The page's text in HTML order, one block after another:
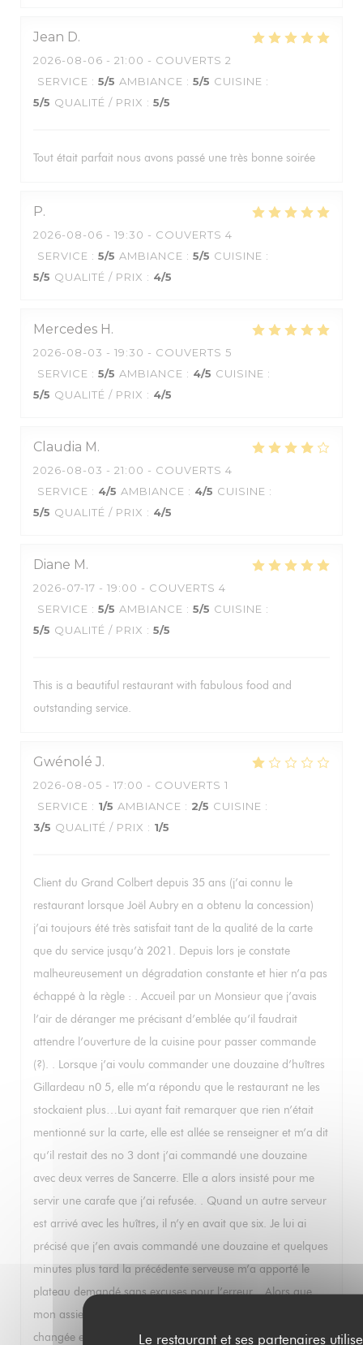
Le restaurant et ses partenaires
Jean D
2026-08-06 - 21:00 - COUVERTS 2
SERVICE : 5/5 AMBIANCE : 5/5 CUISINE :
5/5 QUALITÉ / PRIX : 5/5
Tout était parfait nous avons passé une très bonne soirée
P
2026-08-06 - 19:30 - COUVERTS 4
SERVICE : 5/5 AMBIANCE : 5/5 CUISINE :
5/5 QUALITÉ / PRIX : 4/5
Mercedes H
2026-08-03 - 19:30 - COUVERTS 5
SERVICE : 5/5 AMBIANCE : 4/5 CUISINE :
5/5 QUALITÉ / PRIX : 4/5
Claudia M
2026-08-03 - 21:00 - COUVERTS 4
SERVICE : 4/5 AMBIANCE : 4/5 CUISINE :
5/5 QUALITÉ / PRIX : 4/5
Diane M
2026-07-17 - 19:00 - COUVERTS 4
SERVICE : 5/5 AMBIANCE : 5/5 CUISINE :
5/5 QUALITÉ / PRIX : 5/5
This is a beautiful restaurant with fabulous food and
outstanding service.
Gwénolé J
2026-08-05 - 17:00 - COUVERTS 1
SERVICE : 1/5 AMBIANCE : 2/5 CUISINE :
3/5 QUALITÉ / PRIX : 1/5
Client du Grand Colbert depuis 35 ans (j’ai connu le
restaurant lorsque Joël Aubry en a obtenu la concession)
j’ai toujours été très satisfait tant de la qualité de la carte
que du service jusqu’à 2021. Depuis lors je constate
malheureusement un dégradation constante et hier n’a pas
échappé à la règle : . Accueil par un Monsieur que j’avais
l’air de déranger me précisant d’emblée qu’il faudrait
attendre l’ouverture de la cuisine pour passer commande
(?). . Lorsque j’ai voulu commander une douzaine d’huîtres
Gillardeau n0 5, elle m’a répondu que le restaurant ne les
stockaient plus…Lui ayant fait remarquer que rien n’était
mentionné sur la carte, elle est allée se renseigner et m’a dit
qu’il restait des no 3 dont j’ai commandé une douzaine
avec deux verres de Sancerre. Elle a alors insisté pour me
servir une carafe que j’ai refusée. . Quand un autre serveur
est arrivé avec les huîtres, il n’y en avait que six. Je lui ai
précisé que j’en avais commandé une douzaine et quelques
minutes plus tard la précédente serveuse m’a apporté le
plateau demandé sans excuses pour l’erreur. . Alors que
mon assiette était pleine de noyaux d’olives, elle ne l’a pas
changée et j’ai dû manger mes huîtres au milieu des